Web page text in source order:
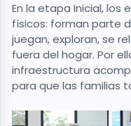
En la etapa Inicial, los
físicos: forman parte
juegan, exploran, se
fuera del hogar. Por
infraestructura
para que las familias